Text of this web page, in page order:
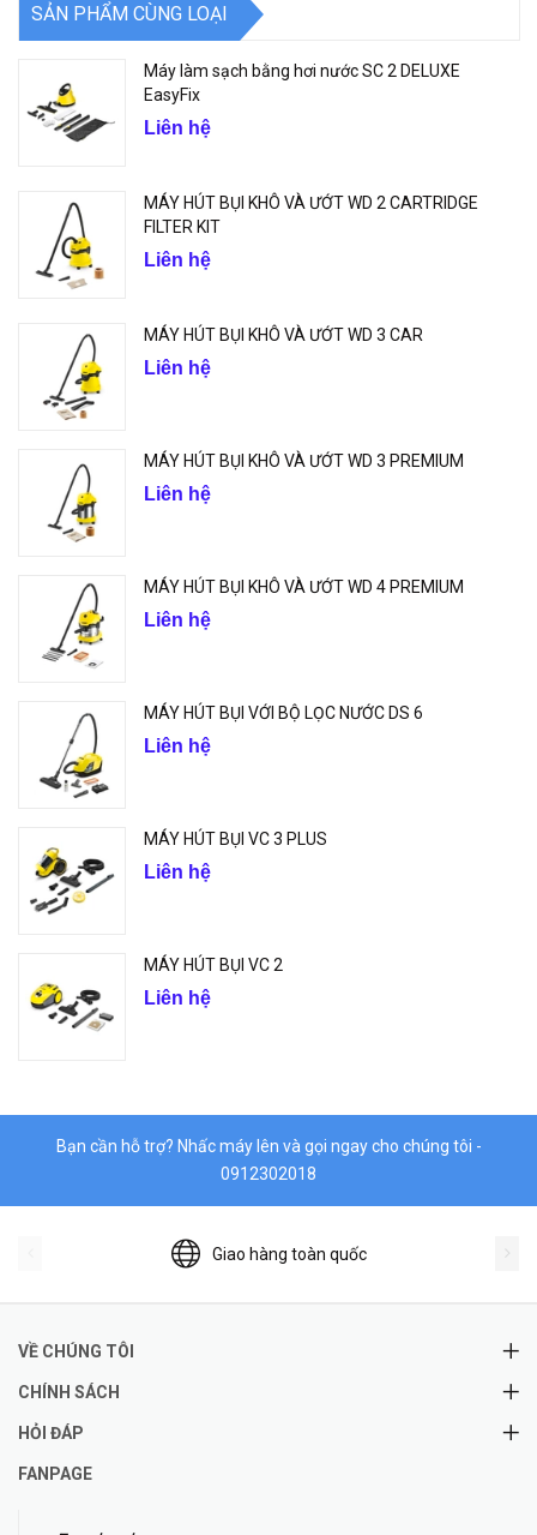
SẢN PHẨM CÙNG LOẠI
Máy làm sạch bằng hơi nước SC 2 DELUXE
EasyFix
Liên hệ
MÁY HÚT BỤI KHÔ VÀ ƯỚT WD 2 CARTRIDGE
FILTER KIT
Liên hệ
MÁY HÚT BỤI KHÔ VÀ ƯỚT WD 3 CAR
Liên hệ
MÁY HÚT BỤI KHÔ VÀ ƯỚT WD 3 PREMIUM
Liên hệ
MÁY HÚT BỤI KHÔ VÀ ƯỚT WD 4 PREMIUM
Liên hệ
MÁY HÚT BỤI VỚI BỘ LỌC NƯỚC DS 6
Liên hệ
MÁY HÚT BỤI VC 3 PLUS
Liên hệ
MÁY HÚT BỤI VC 2
Liên hệ
Bạn cần hỗ trợ? Nhấc máy lên và gọi ngay cho chúng tôi -
0912302018
Giao hàng toàn quốc
VỀ CHÚNG TÔI
CHÍNH SÁCH
HỎI ĐÁP
FANPAGE